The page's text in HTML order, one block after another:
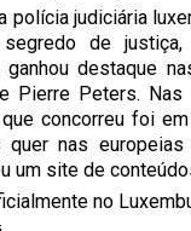
polícia judiciária
de justiça,
ganhou destaque
Pierre Peters.
concorreu foi
quer nas
um site de
no